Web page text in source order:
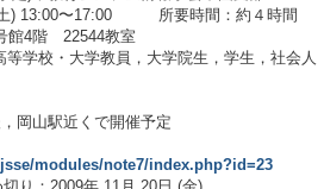
) 13:00〜17:00 所要時間：約４時間
4階 22544教室
校・大学教員，大学院生，学生，社会人
岡山駅近くで開催予定
modules/note7/index.php?id=23